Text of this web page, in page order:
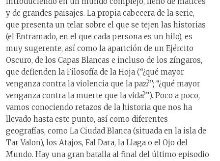
y de grandes paisajes. La propia cabecera de la serie,
que presenta un telar sobre el que se tejen las historias
(el Entramado, en el que cada persona es un hilo), es
muy sugerente, así como la aparición de un Ejército
Oscuro, de los Capas Blancas e incluso de los zíngaros,
que defienden la Filosofía de la Hoja (“¿qué mayor
venganza contra la violencia que la paz?”; “¿qué mayor
venganza contra la muerte que la vida?”). Poco a poco,
vamos conociendo retazos de la historia que nos ha
llevado hasta este punto, así como diferentes
geografías, como La Ciudad Blanca (situada en la isla de
Tar Valon), los Atajos, Fal Dara, la Llaga o el Ojo del
Mundo. Hay una gran batalla al final del último episodio